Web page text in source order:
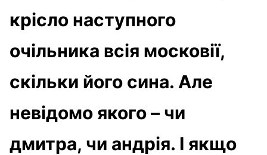
крісло наступного
очільника всія московії,
скільки його сина. Але
невідомо якого – чи
дмитра, чи андрія. І якщо